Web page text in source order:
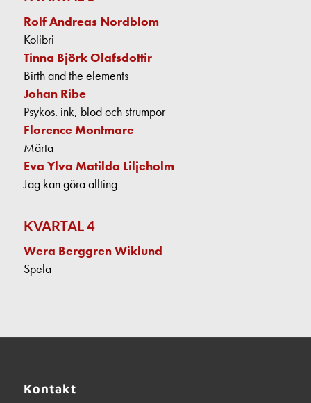
Rolf Andreas Nordblom
Kolibri
Tinna Björk Olafsdottir
Birth and the elements
Johan Ribe
Psykos. ink, blod och strumpor
Florence Montmare
Märta
Eva Ylva Matilda Liljeholm
Jag kan göra allting
KVARTAL 4
Wera Berggren Wiklund
Spela
Kontakt